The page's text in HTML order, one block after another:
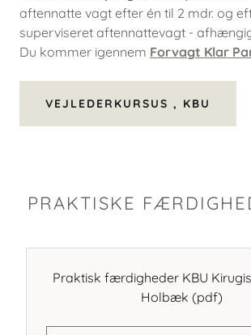
aftennatte vagt efter én til 2 mdr. og
superviseret aftennattevagt -
Du kommer igennem Forvagt Klar
VEJLEDERKURSUS , KBU
PRAKTISKE
Praktisk færdigheder KBU
Holbæk (pdf)